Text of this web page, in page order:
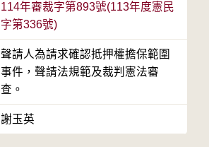
114年審裁字第893號(113年度憲民
字第336號)
聲請人為請求確認抵押權擔保範圍
事件，聲請法規範及裁判憲法審
查。
謝玉英